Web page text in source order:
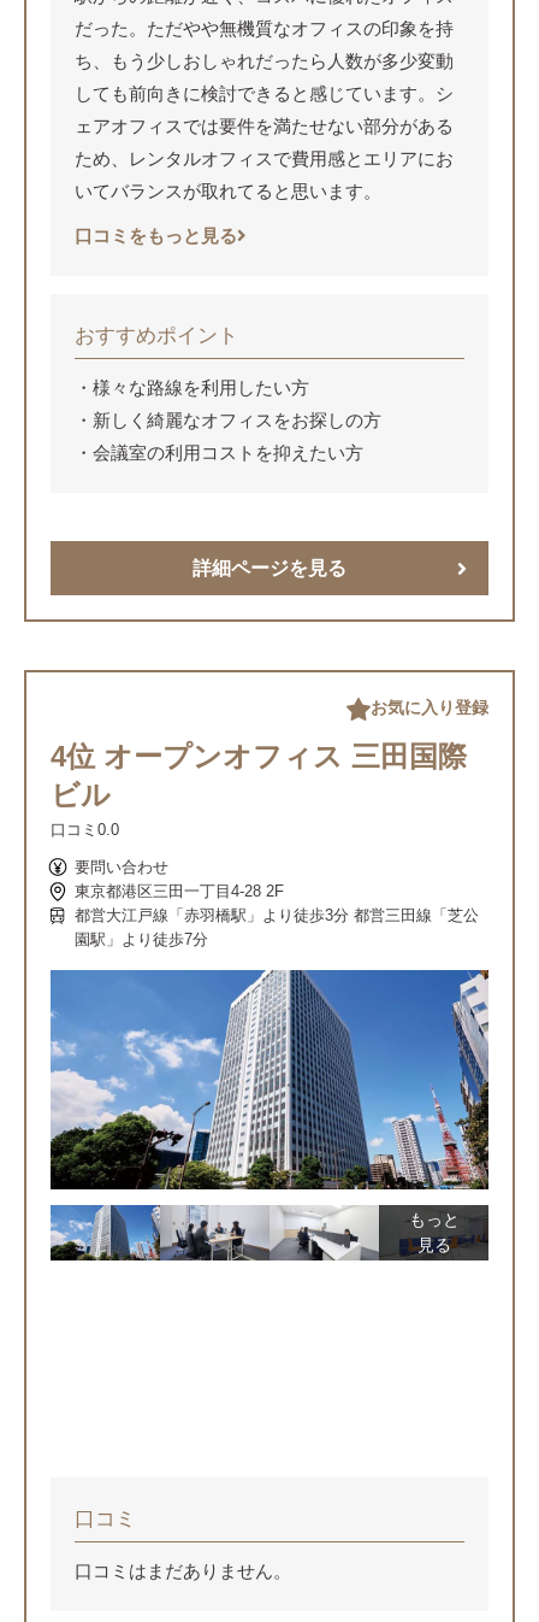
だった。ただやや無機質なオフィスの印象を持
ち、もう少しおしゃれだったら人数が多少変動
しても前向きに検討できると感じています。シ
ェアオフィスでは要件を満たせない部分がある
ため、レンタルオフィスで費用感とエリアにお
いてバランスが取れてると思います。
口コミをもっと見る
おすすめポイント
様々な路線を利用したい方
新しく綺麗なオフィスをお探しの方
会議室の利用コストを抑えたい方
詳細ページを見る
4位 オープンオフィス 三田国際
ビル
口コミ 0.0
要問い合わせ
東京都港区三田一丁目4-28 2F
都営大江戸線「赤羽橋駅」より徒歩3分 都営三田線「芝公
園駅」より徒歩7分
お気に入り登録
もっと
見る
口コミ
口コミはまだありません。